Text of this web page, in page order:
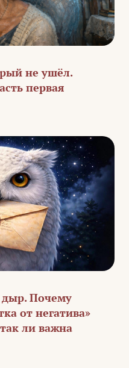
не ушёл.
первая
дыр. Почему
от негатива»
ли важна